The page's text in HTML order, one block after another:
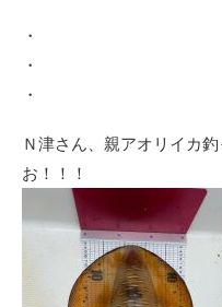
・
・
・
Ｎ津さん、親アオリイカ
お！！！